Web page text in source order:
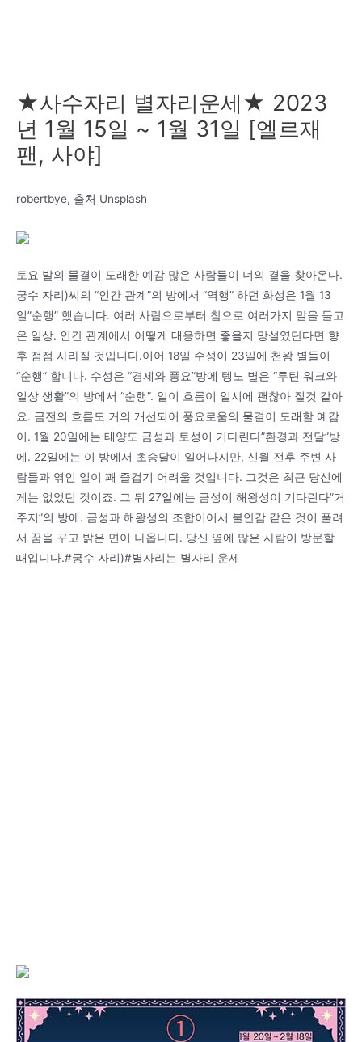
★사수자리 별자리운세★ 2023
년 1월 15일 ~ 1월 31일 [엘르재
팬, 사야]
robertbye, 출처 Unsplash
토요 발의 물결이 도래한 예감 많은 사람들이 너의 곁을 찾아온다.
궁수 자리)씨의 “인간 관계”의 방에서 “역행” 하던 화성은 1월 13
일”순행” 했습니다. 여러 사람으로부터 참으로 여러가지 말을 들고
온 일상. 인간 관계에서 어떻게 대응하면 좋을지 망설였단다면 향
후 점점 사라질 것입니다.이어 18일 수성이 23일에 천왕 별들이
“순행” 합니다. 수성은 “경제와 풍요”방에 텡노 별은 “루틴 워크와
일상 생활”의 방에서 “순행”. 일이 흐름이 일시에 괜찮아 질것 같아
요. 금전의 흐름도 거의 개선되어 풍요로움의 물결이 도래할 예감
이. 1월 20일에는 태양도 금성과 토성이 기다린다”환경과 전달”방
에. 22일에는 이 방에서 초승달이 일어나지만, 신월 전후 주변 사
람들과 엮인 일이 꽤 즐겁기 어려울 것입니다. 그것은 최근 당신에
게는 없었던 것이죠. 그 뒤 27일에는 금성이 해왕성이 기다린다”거
주지”의 방에. 금성과 해왕성의 조합이어서 불안감 같은 것이 풀려
서 꿈을 꾸고 밝은 면이 나옵니다. 당신 옆에 많은 사람이 방문할
때입니다.#궁수 자리)#별자리는 별자리 운세